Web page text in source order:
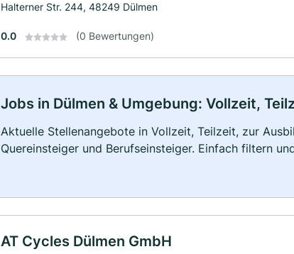
Halterner Str. 244, 48249 Dülmen
0.0 (0 Bewertungen)
Jobs in Dülmen & Umgebung: Vollzeit,
Aktuelle Stellenangebote in Vollzeit, Teilzeit, zur
Quereinsteiger und Berufseinsteiger. Einfach filtern
AT Cycles Dülmen GmbH